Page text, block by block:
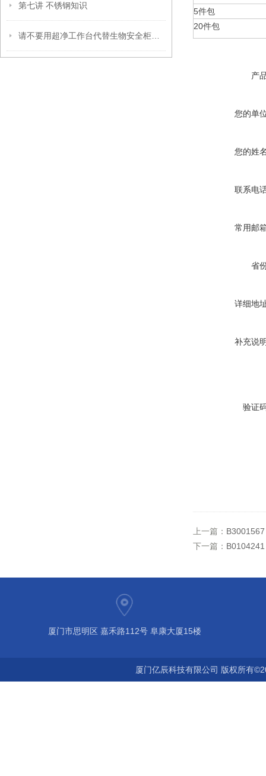
第七讲 不锈钢知识
5件包
20件包
产
您的单
您的姓
联系电
常用邮
省
详细地
补充说
验证
上一篇：
下一篇：
厦门市思明区 嘉禾路112号 阜康大厦15楼
厦门亿辰科技有限公司 版权所有